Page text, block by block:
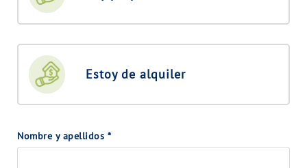
Estoy de alquiler
Nombre y apellidos *